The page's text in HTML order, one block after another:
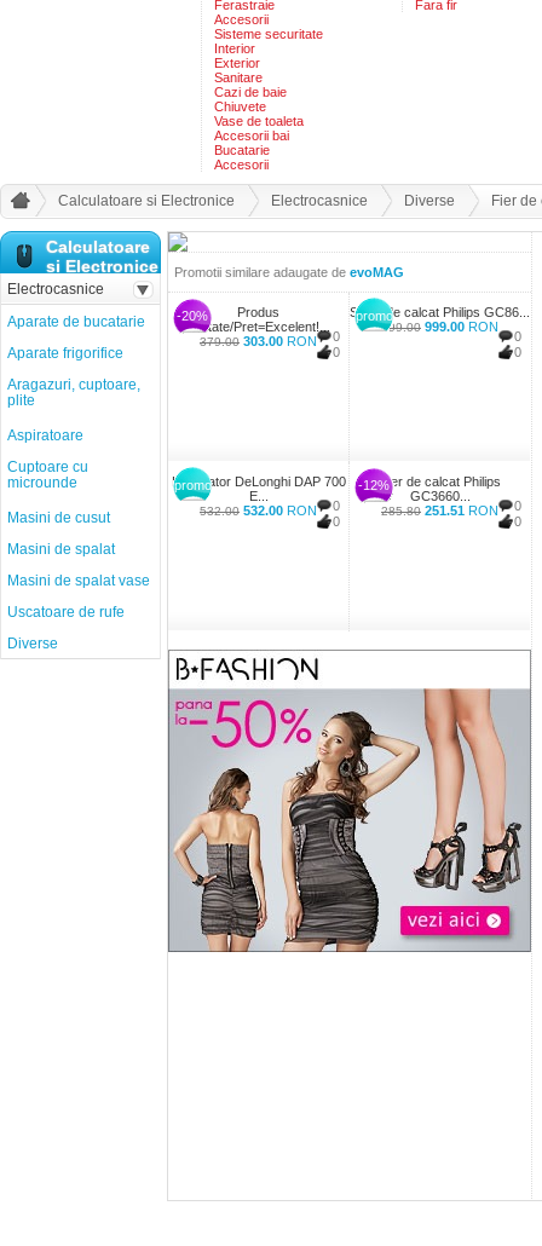
Ferastraie
Accesorii
Sisteme securitate
Interior
Exterior
Sanitare
Cazi de baie
Chiuvete
Vase de toaleta
Accesorii bai
Bucatarie
Accesorii
Fara fir
Calculatoare si Electronice Electrocasnice Diverse Fier
Promotii similare adaugate de evoMAG
-20%
0
0
Produs
Calitate/Pret=Excelent!...
379.00 303.00 RON
promo
0
0
Statie de calcat Philips GC86...
999.00 999.00 RON
promo
0
0
Purificator DeLonghi DAP 700
E...
532.00 532.00 RON
-12%
0
0
Fier de calcat Philips
GC3660...
285.80 251.51 RON
Calculatoare
si Electronice
Electrocasnice
Aparate de bucatarie
Aparate frigorifice
Aragazuri, cuptoare,
plite
Aspiratoare
Cuptoare cu
microunde
Masini de cusut
Masini de spalat
Masini de spalat vase
Uscatoare de rufe
Diverse